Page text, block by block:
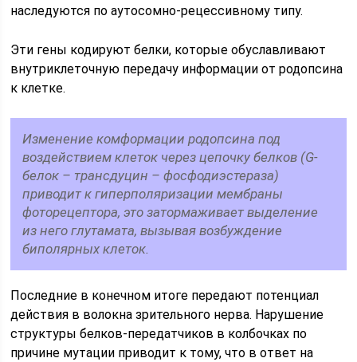
наследуются по аутосомно-рецессивному типу.
Эти гены кодируют белки, которые обуславливают
внутриклеточную передачу информации от родопсина
к клетке.
Изменение комформации родопсина под
воздействием клеток через цепочку белков (G-
белок – трансдуцин – фосфодиэстераза)
приводит к гиперполяризации мембраны
фоторецептора, это затормаживает выделение
из него глутамата, вызывая возбуждение
биполярных клеток.
Последние в конечном итоге передают потенциал
действия в волокна зрительного нерва. Нарушение
структуры белков-передатчиков в колбочках по
причине мутации приводит к тому, что в ответ на